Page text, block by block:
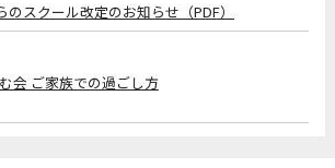
スクール改定のお知らせ（PDF）
会 ご家族での過ごし方